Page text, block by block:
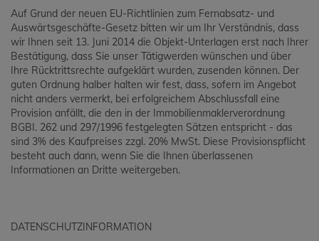
Auf Grund der neuen EU-Richtlinien zum Fernabsatz- und
Auswärtsgeschäfte-Gesetz bitten wir um Ihr Verständnis, dass
wir Ihnen seit 13. Juni 2014 die Objekt-Unterlagen erst nach Ihrer
Bestätigung, dass Sie unser Tätigwerden wünschen und über
Ihre Rücktrittsrechte aufgeklärt wurden, zusenden können. Der
guten Ordnung halber halten wir fest, dass, sofern im Angebot
nicht anders vermerkt, bei erfolgreichem Abschlussfall eine
Provision anfällt, die den in der Immobilienmaklerverordnung
BGBI. 262 und 297/1996 festgelegten Sätzen entspricht - das
sind 3% des Kaufpreises zzgl. 20% MwSt. Diese Provisionspflicht
besteht auch dann, wenn Sie die Ihnen überlassenen
Informationen an Dritte weitergeben.
DATENSCHUTZINFORMATION